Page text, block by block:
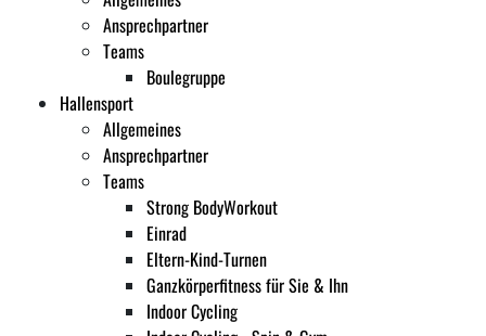
Ansprechpartner
Teams
Boulegruppe
Hallensport
Allgemeines
Ansprechpartner
Teams
Strong BodyWorkout
Einrad
Eltern-Kind-Turnen
Ganzkörperfitness für Sie & Ihn
Indoor Cycling